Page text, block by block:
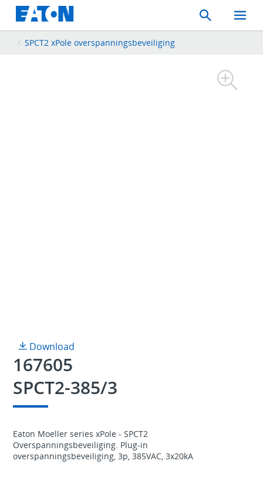
Search
Toggle
Mobile
SPCT2 xPole overspanningsbeveiliging
Download
167605
SPCT2-385/3
Eaton Moeller series xPole - SPCT2
Overspanningsbeveiliging. Plug-in
overspanningsbeveiliging, 3p, 385VAC, 3x20kA